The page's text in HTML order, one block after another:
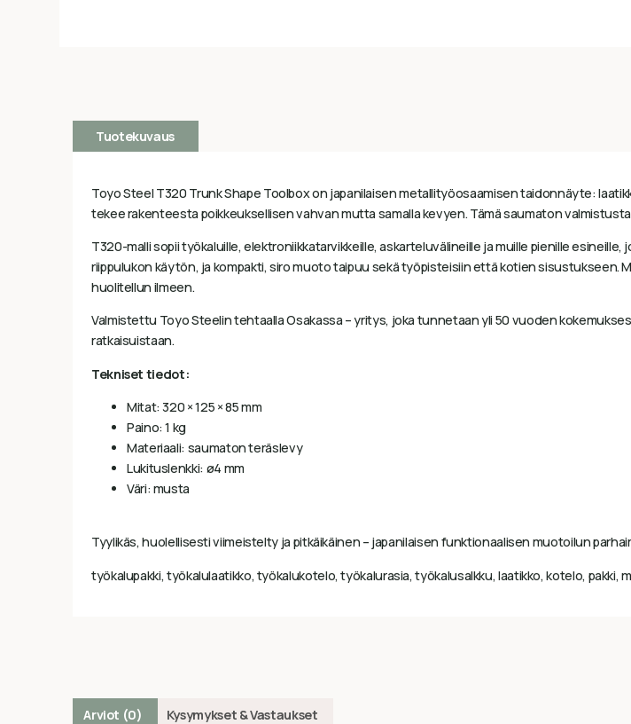
Tuotekuvaus
Toyo Steel T320 Trunk Shape Toolbox on japanilaisen metallityöosaamisen taidonnäyte:
tekee rakenteesta poikkeuksellisen vahvan mutta samalla kevyen. Tämä saumaton
T320-malli sopii työkaluille, elektroniikkatarvikkeille, askarteluvälineille ja muille pienille
riippulukon käytön, ja kompakti, siro muoto taipuu sekä työpisteisiin että kotien sisustukseen.
huolitellun ilmeen.
Valmistettu Toyo Steelin tehtaalla Osakassa – yritys, joka tunnetaan yli 50 vuoden
ratkaisuistaan.
Tekniset tiedot:
Mitat: 320 × 125 × 85 mm
Paino: 1 kg
Materiaali: saumaton teräslevy
Lukituslenkki: ø4 mm
Väri: musta
Tyylikäs, huolellisesti viimeistelty ja pitkäikäinen – japanilaisen funktionaalisen muotoilun
työkalupakki, työkalulaatikko, työkalukotelo, työkalurasia, työkalusalkku, laatikko, kotelo, pakki,
Arviot (0) Kysymykset & Vastaukset